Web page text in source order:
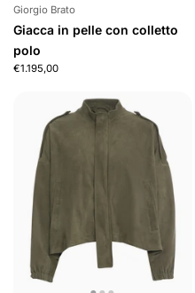
Giorgio Brato
Giacca in pelle con colletto
polo
€1.195,00